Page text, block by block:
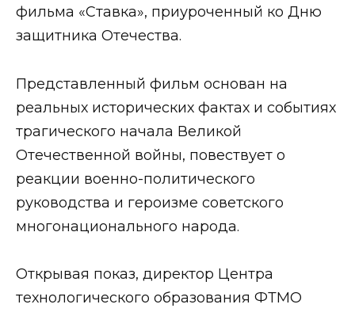
фильма «Ставка», приуроченный ко Дню
защитника Отечества.
Представленный фильм основан на
реальных исторических фактах и событиях
трагического начала Великой
Отечественной войны, повествует о
реакции военно-политического
руководства и героизме советского
многонационального народа.
Открывая показ, директор Центра
технологического образования ФТМО